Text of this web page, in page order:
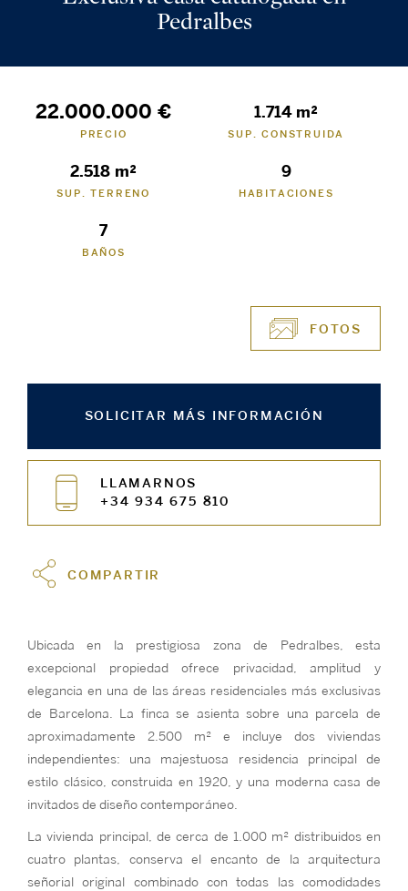
Pedralbes
22.000.000 €
PRECIO
1.714 m²
SUP. CONSTRUIDA
2.518 m²
SUP. TERRENO
9
HABITACIONES
7
BAÑOS
FOTOS
SOLICITAR MÁS INFORMACIÓN
LLAMARNOS
+34 934 675 810
COMPARTIR
Ubicada en la prestigiosa zona de Pedralbes, esta
excepcional propiedad ofrece privacidad, amplitud y
elegancia en una de las áreas residenciales más exclusivas
de Barcelona. La finca se asienta sobre una parcela de
aproximadamente 2.500 m² e incluye dos viviendas
independientes: una majestuosa residencia principal de
estilo clásico, construida en 1920, y una moderna casa de
invitados de diseño contemporáneo.
La vivienda principal, de cerca de 1.000 m² distribuidos en
cuatro plantas, conserva el encanto de la arquitectura
señorial original combinado con todas las comodidades